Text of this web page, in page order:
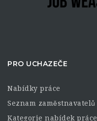
PRO UCHAZEČE
Nabídky práce
Seznam zaměstnavatelů
Kategorie nabídek práce